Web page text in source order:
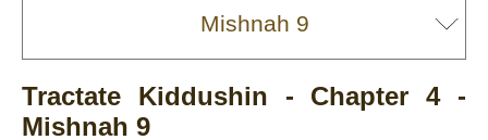
Tractate Kiddushin - Chapter 4 -
Mishnah 9